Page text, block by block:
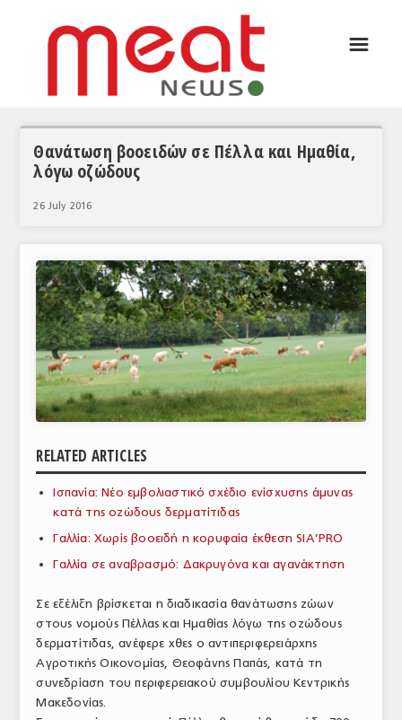
ΣΥΝΕΝΤΕΥΞΕΙΣ
ΘΕΜΑΤΑ
ΚΟΣΜΟΣ
ΕΙΔΗΣΕΙΣ
ΕΥΡΩΠΑΪΚΕΣ ΑΠΟΦΑΣΕΙΣ
ΘΕΜΑΤΑ
ΕΜΠΟΡΙΚΟΣ ΚΑΤΑΛΟΓΟΣ
ΠΑΡΑΓΩΓΗ & ΕΜΠΟΡΙΑ
ΣΦΑΓΕΙΑ
ΠΡΩΤΕΣ ΥΛΕΣ
ΕΞΟΠΛΙΣΜΟΣ
ΥΠΗΡΕΣΙΕΣ
ΕΜΠΟΡΙΚΟΙ ΑΝΤΙΠΡΟΣΩΠΟΙ
☰
Θανάτωση βοοειδών σε Πέλλα και Ημαθία,
λόγω οζώδους
26 July 2016
RELATED ARTICLES
Ισπανία: Νέο εμβολιαστικό σχέδιο ενίσχυσης άμυνας
κατά της οζώδους δερματίτιδας
Γαλλία: Χωρίς βοοειδή η κορυφαία έκθεση SIA’PRO
Γαλλία σε αναβρασμό: Δακρυγόνα και αγανάκτηση
Σε εξέλιξη βρίσκεται η διαδικασία θανάτωσης ζώων
στους νομούς Πέλλας και Ημαθίας λόγω της οζώδους
δερματίτιδας, ανέφερε χθες ο αντιπεριφερειάρχης
Αγροτικής Οικονομίας, Θεοφάνης Παπάς, κατά τη
συνεδρίαση του περιφερειακού συμβουλίου Κεντρικής
Μακεδονίας.